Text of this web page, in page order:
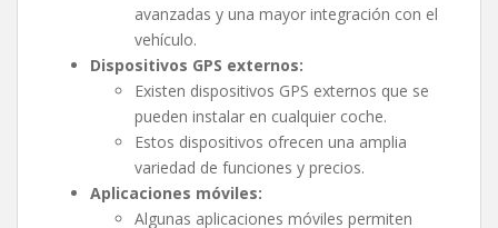
avanzadas y una mayor integración con el
vehículo.
Dispositivos GPS externos:
Existen dispositivos GPS externos que se
pueden instalar en cualquier coche.
Estos dispositivos ofrecen una amplia
variedad de funciones y precios.
Aplicaciones móviles:
Algunas aplicaciones móviles permiten